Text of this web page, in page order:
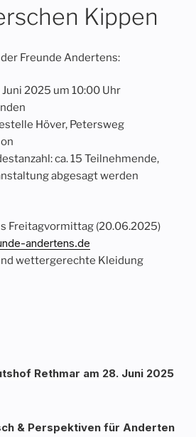
Kippen
Freunde Andertens:
2025 um 10:00 Uhr
Höver, Petersweg
ca. 15 Teilnehmende,
abgesagt werden
Freitagvormittag (20.06.2025)
andertens.de
wettergerechte Kleidung
Rethmar am 28. Juni 2025
& Perspektiven für Anderten